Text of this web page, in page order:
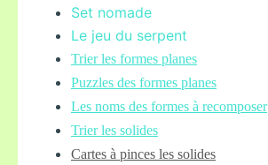
Set nomade
Le jeu du serpent
Trier les formes planes
Puzzles des formes planes
Les noms des formes à recomposer
Trier les solides
Cartes à pinces les solides